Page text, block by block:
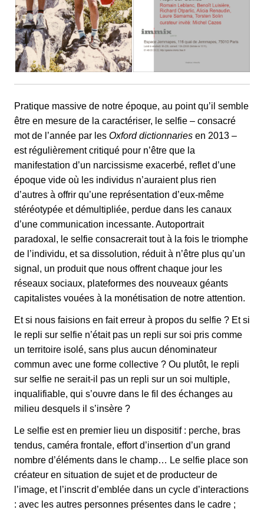
Pratique massive de notre époque, au point qu’il semble
être en mesure de la caractériser, le selfie – consacré
mot de l’année par les Oxford dictionnaries en 2013 –
est régulièrement critiqué pour n’être que la
manifestation d’un narcissisme exacerbé, reflet d’une
époque vide où les individus n’auraient plus rien
d’autres à offrir qu’une représentation d’eux-même
stéréotypée et démultipliée, perdue dans les canaux
d’une communication incessante. Autoportrait
paradoxal, le selfie consacrerait tout à la fois le triomphe
de l’individu, et sa dissolution, réduit à n’être plus qu’un
signal, un produit que nous offrent chaque jour les
réseaux sociaux, plateformes des nouveaux géants
capitalistes vouées à la monétisation de notre attention.
Et si nous faisions en fait erreur à propos du selfie ? Et si
le repli sur selfie n’était pas un repli sur soi pris comme
un territoire isolé, sans plus aucun dénominateur
commun avec une forme collective ? Ou plutôt, le repli
sur selfie ne serait-il pas un repli sur un soi multiple,
inqualifiable, qui s’ouvre dans le fil des échanges au
milieu desquels il s’insère ?
Le selfie est en premier lieu un dispositif : perche, bras
tendus, caméra frontale, effort d’insertion d’un grand
nombre d’éléments dans le champ… Le selfie place son
créateur en situation de sujet et de producteur de
l’image, et l’inscrit d’emblée dans un cycle d’interactions
: avec les autres personnes présentes dans le cadre ;